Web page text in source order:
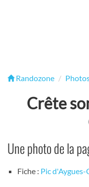
Randozone
Crête
Une photo de la
Fiche : Pic d'Aygues-